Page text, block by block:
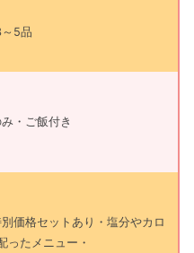
5品
・ご飯付き
価格セットあり・塩分やカロ
ったメニュー・